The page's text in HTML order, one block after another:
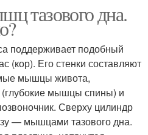
тазового дна.
поддерживает подобный
(кор). Его стенки составляют
мышцы живота,
мышцы спины) и
Сверху цилиндр
— мышцами тазового дна.